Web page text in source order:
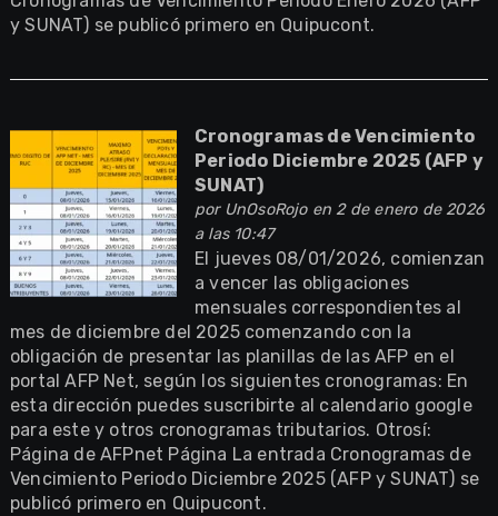
y SUNAT) se publicó primero en Quipucont.
Cronogramas de Vencimiento
Periodo Diciembre 2025 (AFP y
SUNAT)
por UnOsoRojoen 2 de enero de 2026
a las 10:47
El jueves 08/01/2026, comienzan
a vencer las obligaciones
mensuales correspondientes al
mes de diciembre del 2025 comenzando con la
obligación de presentar las planillas de las AFP en el
portal AFP Net, según los siguientes cronogramas: En
esta dirección puedes suscribirte al calendario google
para este y otros cronogramas tributarios. Otrosí:
Página de AFPnet Página La entrada Cronogramas de
Vencimiento Periodo Diciembre 2025 (AFP y SUNAT) se
publicó primero en Quipucont.